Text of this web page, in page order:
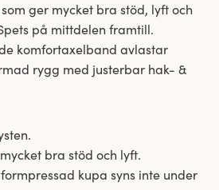
ger mycket bra stöd, lyft och
på mittdelen framtill.
komfortaxelband avlastar
rygg med justerbar hak- &
bra stöd och lyft.
kupa syns inte under